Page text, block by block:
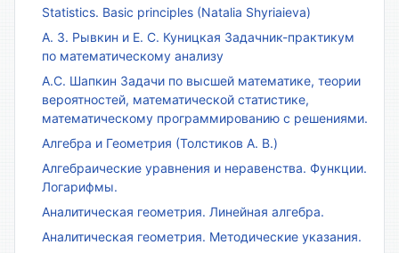
Statistics. Basic principles (Natalia Shyriaieva)
А. З. Рывкин и Е. С. Куницкая Задачник-практикум
по математическому анализу
А.С. Шапкин Задачи по высшей математике, теории
вероятностей, математической статистике,
математическому программированию с решениями.
Алгебра и Геометрия (Толстиков А. В.)
Алгебраические уравнения и неравенства. Функции.
Логарифмы.
Аналитическая геометрия. Линейная алгебра.
Аналитическая геометрия. Методические указания.